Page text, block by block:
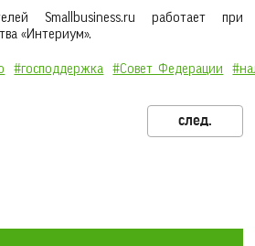
Smallbusiness.ru работает при
«Интериум».
#господдержка #Совет_Федерации